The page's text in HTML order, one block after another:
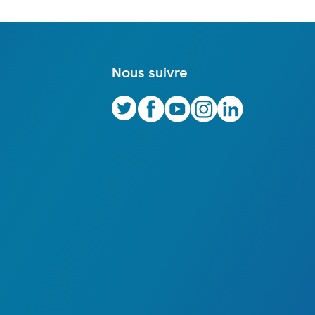
Nous suivre